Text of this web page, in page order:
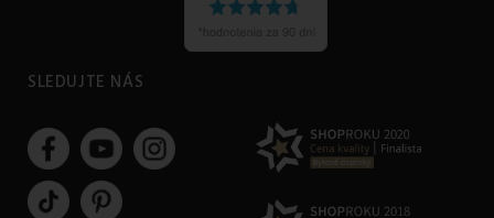
SLEDUJTE NÁS